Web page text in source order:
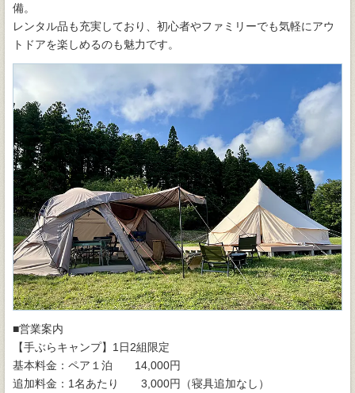
備。
レンタル品も充実しており、初心者やファミリーでも気軽にアウ
トドアを楽しめるのも魅力です。
■営業案内
【手ぶらキャンプ】1日2組限定
基本料金：ペア１泊 14,000円
追加料金：1名あたり 3,000円（寝具追加なし）